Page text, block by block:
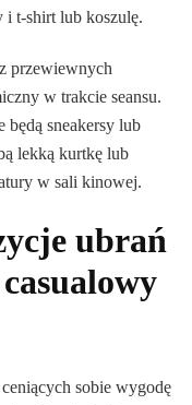
i t-shirt lub koszulę.
przewiewnych
w trakcie seansu.
sneakersy lub
lekką kurtkę lub
w sali kinowej.
ubrań
sobie wygodę